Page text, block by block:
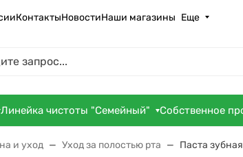
КонтактыНовостиНаши магазины Еще
Линейка чистоты "Семейный" Собственное
и уход Уход за полостью рта Паста